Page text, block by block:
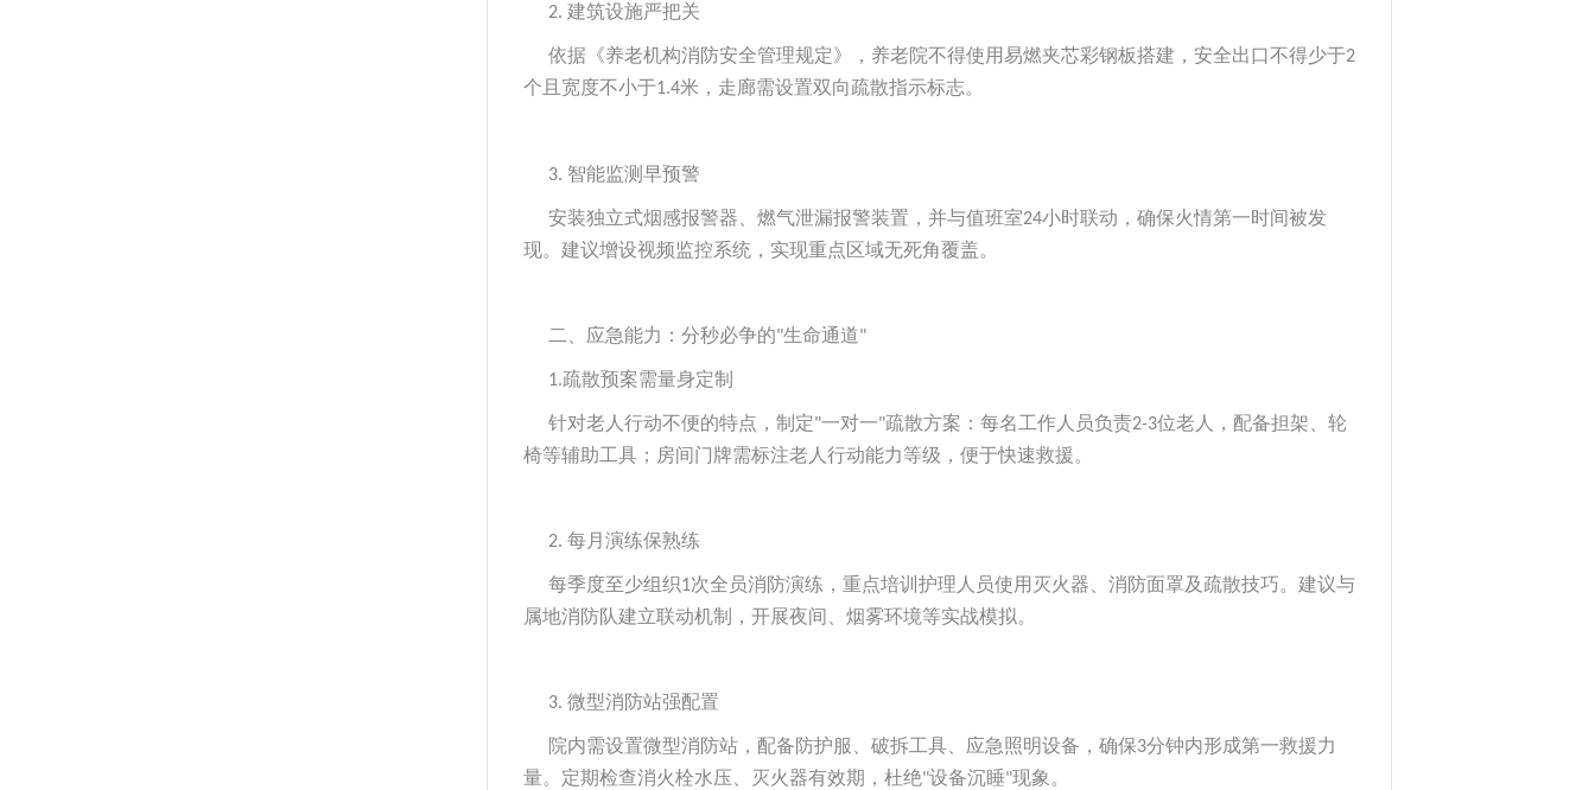
2. 建筑设施严把关
依据《养老机构消防安全管理规定》，养老院不得使用易燃夹芯彩钢板搭建，安全出口不得少于2
个且宽度不小于1.4米，走廊需设置双向疏散指示标志。
3. 智能监测早预警
安装独立式烟感报警器、燃气泄漏报警装置，并与值班室24小时联动，确保火情第一时间被发
现。建议增设视频监控系统，实现重点区域无死角覆盖。
二、应急能力：分秒必争的"生命通道"
1.疏散预案需量身定制
针对老人行动不便的特点，制定"一对一"疏散方案：每名工作人员负责2-3位老人，配备担架、轮
椅等辅助工具；房间门牌需标注老人行动能力等级，便于快速救援。
2. 每月演练保熟练
每季度至少组织1次全员消防演练，重点培训护理人员使用灭火器、消防面罩及疏散技巧。建议与
属地消防队建立联动机制，开展夜间、烟雾环境等实战模拟。
3. 微型消防站强配置
院内需设置微型消防站，配备防护服、破拆工具、应急照明设备，确保3分钟内形成第一救援力
量。定期检查消火栓水压、灭火器有效期，杜绝"设备沉睡"现象。